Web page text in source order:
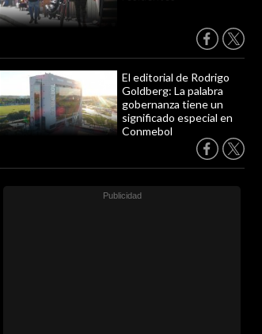
El editorial de Rodrigo
Goldberg: La palabra
gobernanza tiene un
significado especial en
Conmebol